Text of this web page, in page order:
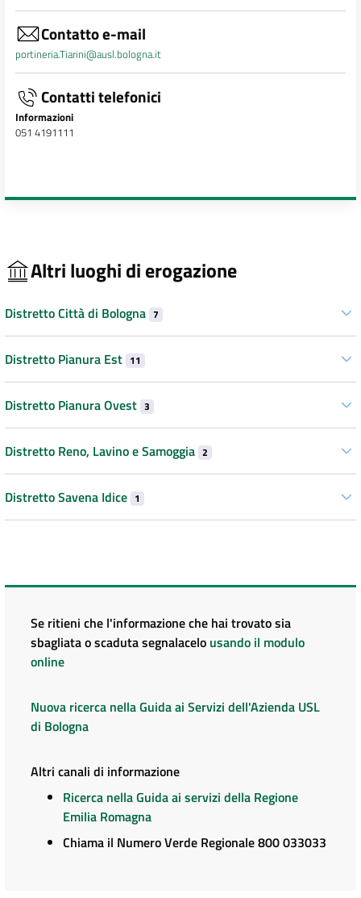
Contatto e-mail
portineria.Tiarini@ausl.bologna.it
Contatti telefonici
Informazioni
051 4191111
Altri luoghi di erogazione
Distretto Città di Bologna 7
Distretto Pianura Est 11
Distretto Pianura Ovest 3
Distretto Reno, Lavino e Samoggia 2
Distretto Savena Idice 1
Se ritieni che l'informazione che hai trovato sia
sbagliata o scaduta segnalacelo usando il modulo
online
Nuova ricerca nella Guida ai Servizi dell'Azienda USL
di Bologna
Altri canali di informazione
Ricerca nella Guida ai servizi della Regione
Emilia Romagna
Chiama il Numero Verde Regionale 800 033033